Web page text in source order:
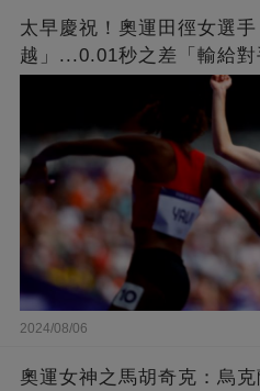
太早慶祝！奧運田徑女選
越」...0.01秒之差「輸給
2024/08/06
奧運女神之馬胡奇克：烏